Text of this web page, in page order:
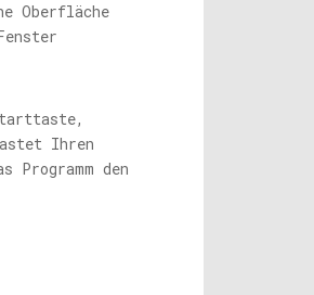
Oberfläche
Ihren
den